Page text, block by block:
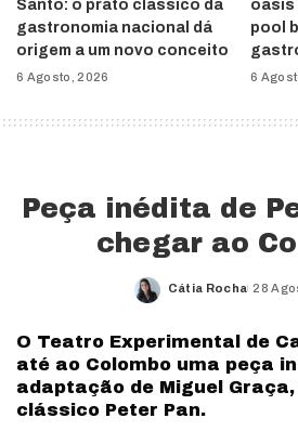
Santo: o prato clássico da
gastronomia nacional dá
origem a um novo conceito
6 Agosto, 2026
oásis
pool
6
Peça inédita de
chegar ao
Posted
Cátia Rocha 28
O Teatro Experimental de
até ao Colombo uma peça
adaptação de Miguel
clássico Peter Pan.